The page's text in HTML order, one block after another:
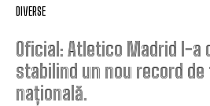
DIVERSE
Oficial: Atletico Madrid l-a
stabilind un nou record
națională.